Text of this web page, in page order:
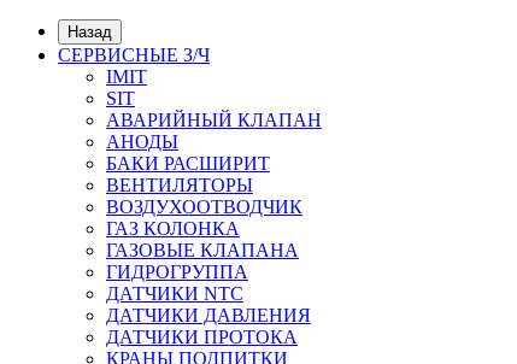
Назад
СЕРВИСНЫЕ З/Ч
IMIT
SIT
АВАРИЙНЫЙ КЛАПАН
АНОДЫ
БАКИ РАСШИРИТ
ВЕНТИЛЯТОРЫ
ВОЗДУХООТВОДЧИК
ГАЗ КОЛОНКА
ГАЗОВЫЕ КЛАПАНА
ГИДРОГРУППА
ДАТЧИКИ NTC
ДАТЧИКИ ДАВЛЕНИЯ
ДАТЧИКИ ПРОТОКА
КРАНЫ ПОДПИТКИ